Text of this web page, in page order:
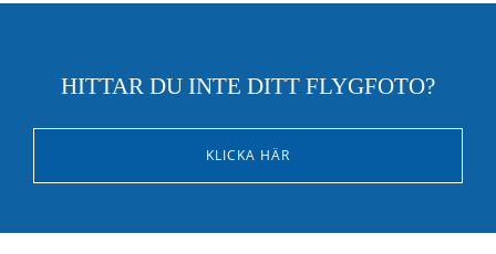
HITTAR DU INTE DITT FLYGFOTO?
KLICKA HÄR